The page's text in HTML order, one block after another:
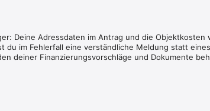
Deine Adressdaten im Antrag und die Objektkosten
du im Fehlerfall eine verständliche Meldung statt
deiner Finanzierungsvorschläge und Dokumente